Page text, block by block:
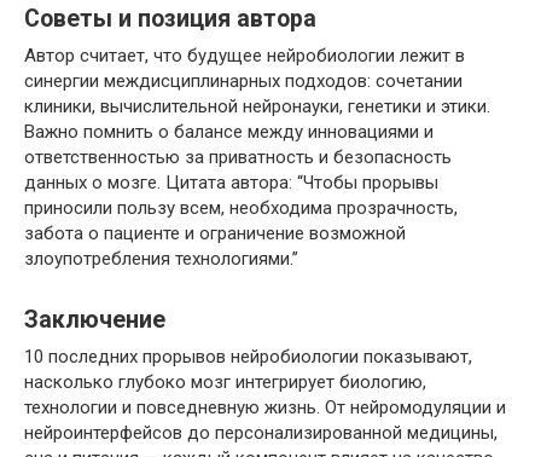
Советы и позиция автора
Автор считает, что будущее нейробиологии лежит в
синергии междисциплинарных подходов: сочетании
клиники, вычислительной нейронауки, генетики и этики.
Важно помнить о балансе между инновациями и
ответственностью за приватность и безопасность
данных о мозге. Цитата автора: “Чтобы прорывы
приносили пользу всем, необходима прозрачность,
забота о пациенте и ограничение возможной
злоупотребления технологиями.”
Заключение
10 последних прорывов нейробиологии показывают,
насколько глубоко мозг интегрирует биологию,
технологии и повседневную жизнь. От нейромодуляции и
нейроинтерфейсов до персонализированной медицины,